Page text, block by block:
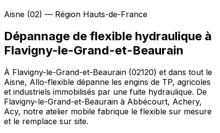
Aisne (02) — Région Hauts-de-France
Dépannage de flexible hydraulique à
Flavigny-le-Grand-et-Beaurain
À Flavigny-le-Grand-et-Beaurain (02120) et dans tout le
Aisne, Allo-flexible dépanne les engins de TP, agricoles
et industriels immobilisés par une fuite hydraulique. De
Flavigny-le-Grand-et-Beaurain à Abbécourt, Achery,
Acy, notre atelier mobile fabrique le flexible sur mesure
et le remplace sur site.